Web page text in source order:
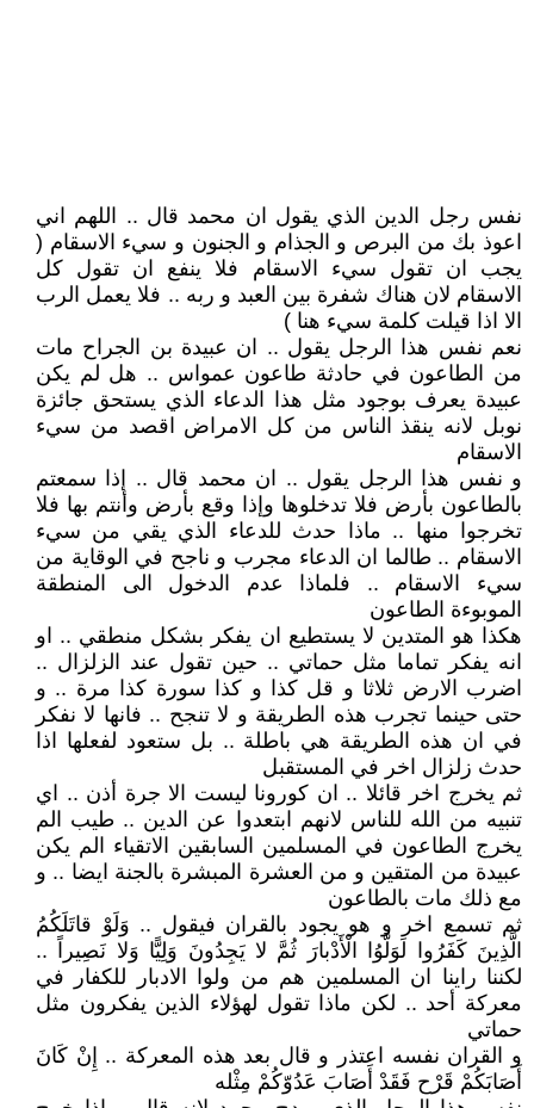
نفس رجل الدين الذي يقول ان محمد قال .. اللهم اني
اعوذ بك من البرص و الجذام و الجنون و سيء الاسقام (
يجب ان تقول سيء الاسقام فلا ينفع ان تقول كل
الاسقام لان هناك شفرة بين العبد و ربه .. فلا يعمل الرب
الا اذا قيلت كلمة سيء هنا )
نعم نفس هذا الرجل يقول .. ان عبيدة بن الجراح مات
من الطاعون في حادثة طاعون عمواس .. هل لم يكن
عبيدة يعرف بوجود مثل هذا الدعاء الذي يستحق جائزة
نوبل لانه ينقذ الناس من كل الامراض اقصد من سيء
الاسقام
و نفس هذا الرجل يقول .. ان محمد قال .. إذا سمعتم
بالطاعون بأرض فلا تدخلوها وإذا وقع بأرض وأنتم بها فلا
تخرجوا منها .. ماذا حدث للدعاء الذي يقي من سيء
الاسقام .. طالما ان الدعاء مجرب و ناجح في الوقاية من
سيء الاسقام .. فلماذا عدم الدخول الى المنطقة
الموبوءة الطاعون
هكذا هو المتدين لا يستطيع ان يفكر بشكل منطقي .. او
انه يفكر تماما مثل حماتي .. حين تقول عند الزلزال ..
اضرب الارض ثلاثا و قل كذا و كذا سورة كذا مرة .. و
حتى حينما تجرب هذه الطريقة و لا تنجح .. فانها لا نفكر
في ان هذه الطريقة هي باطلة .. بل ستعود لفعلها اذا
حدث زلزال اخر في المستقبل
ثم يخرج اخر قائلا .. ان كورونا ليست الا جرة أذن .. اي
تنبيه من الله للناس لانهم ابتعدوا عن الدين .. طيب الم
يخرج الطاعون في المسلمين السابقين الاتقياء الم يكن
عبيدة من المتقين و من العشرة المبشرة بالجنة ايضا .. و
مع ذلك مات بالطاعون
ثم تسمع اخر و هو يجود بالقران فيقول .. وَلَوْ قاتَلَكُمُ
الَّذِينَ كَفَرُوا لَوَلَّوُا الْأَدْبارَ ثُمَّ لا يَجِدُونَ وَلِيًّا وَلا نَصِيراً ..
لكننا راينا ان المسلمين هم من ولوا الادبار للكفار في
معركة أحد .. لكن ماذا تقول لهؤلاء الذين يفكرون مثل
حماتي
و القران نفسه اعتذر و قال بعد هذه المعركة .. إِنْ كَانَ
أَصَابَكُمْ قَرْح فَقَدْ أَصَابَ عَدُوّكُمْ مِثْله